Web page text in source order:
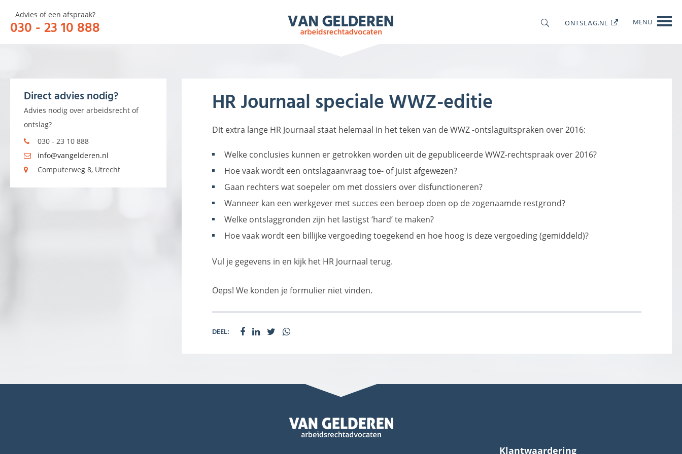
Advies of een afspraak?
030 - 23 10 888 MENU
ONTSLAG.NL
HR Journaal speciale WWZ-editie
Dit extra lange HR Journaal staat helemaal in het teken van de WWZ -ontslaguitspraken over 2016:
Welke conclusies kunnen er getrokken worden uit de gepubliceerde WWZ-rechtspraak over 2016?
Hoe vaak wordt een ontslagaanvraag toe- of juist afgewezen?
Gaan rechters wat soepeler om met dossiers over disfunctioneren?
Wanneer kan een werkgever met succes een beroep doen op de zogenaamde restgrond?
Welke ontslaggronden zijn het lastigst ‘hard’ te maken?
Hoe vaak wordt een billijke vergoeding toegekend en hoe hoog is deze vergoeding (gemiddeld)?
Vul je gegevens in en kijk het HR Journaal terug.
Oeps! We konden je formulier niet vinden.
DEEL:
Direct advies nodig?
Advies nodig over arbeidsrecht of
ontslag?
030 - 23 10 888
info@vangelderen.nl
Computerweg 8, Utrecht
Klantwaardering